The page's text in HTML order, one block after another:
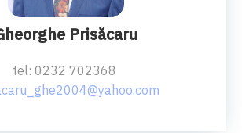
PROF.UNIV.DR.ING.
Prisăcaru
tel: 0232 702368